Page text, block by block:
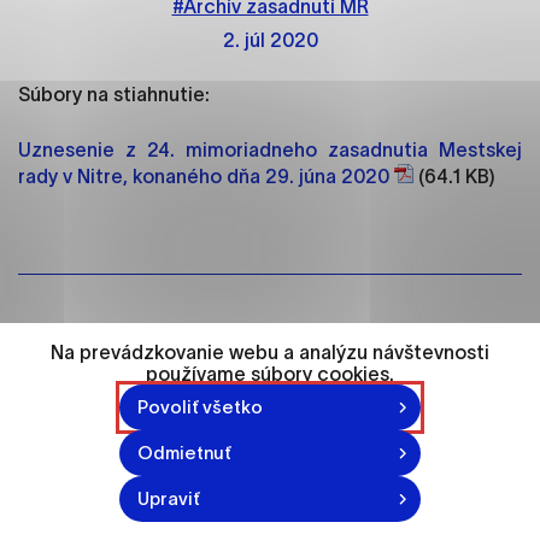
2. júl 2020
#Archív zasadnutí MR
Súbory na stiahnutie:
Uznesenie z 24. mimoriadneho zasadnutia Mestskej
rady v Nitre, konaného dňa 29. júna 2020
(64.1 KB)
Na prevádzkovanie webu a analýzu návštevnosti
používame súbory cookies.
Povoliť všetko
Odmietnuť
Upraviť
ako je navigácia na stránke a prístup k
zabezpečeným oblastiam webovej stránky. Bez
fungovať.
Analytické cookies
Analytické cookies pomáhajú prevádzkovateľovi
konkrétnou osobou.
Označiť všetko
Uložiť nastavenia
Viac informácií